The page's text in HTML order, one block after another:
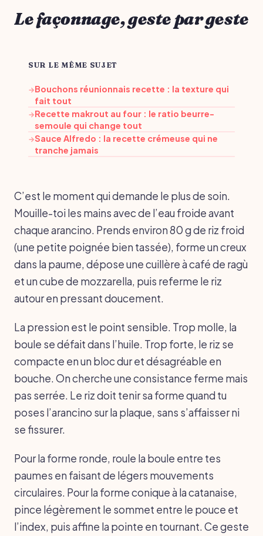
Le façonnage, geste par geste
SUR LE MÊME SUJET
→Bouchons réunionnais recette : la texture qui
fait tout
→Recette makrout au four : le ratio beurre-
semoule qui change tout
→Sauce Alfredo : la recette crémeuse qui ne
tranche jamais
C’est le moment qui demande le plus de soin.
Mouille-toi les mains avec de l’eau froide avant
chaque arancino. Prends environ 80 g de riz froid
(une petite poignée bien tassée), forme un creux
dans la paume, dépose une cuillère à café de ragù
et un cube de mozzarella, puis referme le riz
autour en pressant doucement.
La pression est le point sensible. Trop molle, la
boule se défait dans l’huile. Trop forte, le riz se
compacte en un bloc dur et désagréable en
bouche. On cherche une consistance ferme mais
pas serrée. Le riz doit tenir sa forme quand tu
poses l’arancino sur la plaque, sans s’affaisser ni
se fissurer.
Pour la forme ronde, roule la boule entre tes
paumes en faisant de légers mouvements
circulaires. Pour la forme conique à la catanaise,
pince légèrement le sommet entre le pouce et
l’index, puis affine la pointe en tournant. Ce geste